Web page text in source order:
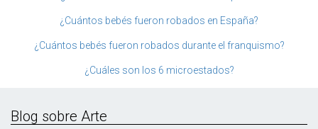
¿Cuántos bebés fueron robados en España?
¿Cuántos bebés fueron robados durante el franquismo?
¿Cuáles son los 6 microestados?
Blog sobre Arte